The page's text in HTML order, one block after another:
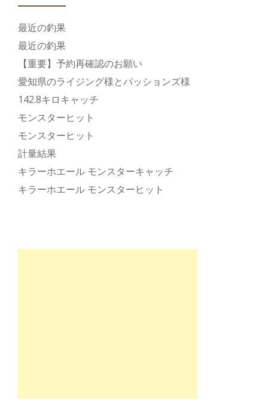
最近の釣果
最近の釣果
【重要】予約再確認のお願い
愛知県のライジング様とパッションズ様
142.8キロキャッチ
モンスターヒット
モンスターヒット
計量結果
キラーホエール モンスターキャッチ
キラーホエール モンスターヒット